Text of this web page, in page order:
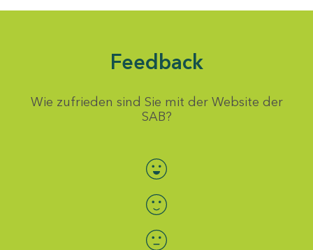
Feedback
Wie zufrieden sind Sie mit der Website der
SAB?
Bewertung auswählen